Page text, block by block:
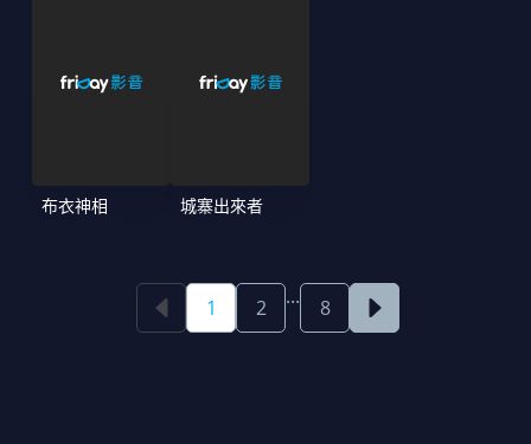
布衣神相 城寨出來者
1 2 ... 8